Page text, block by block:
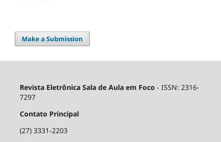
Make a Submission
Revista Eletrônica Sala de Aula em Foco - ISSN: 2316-
7297
Contato Principal
(27) 3331-2203